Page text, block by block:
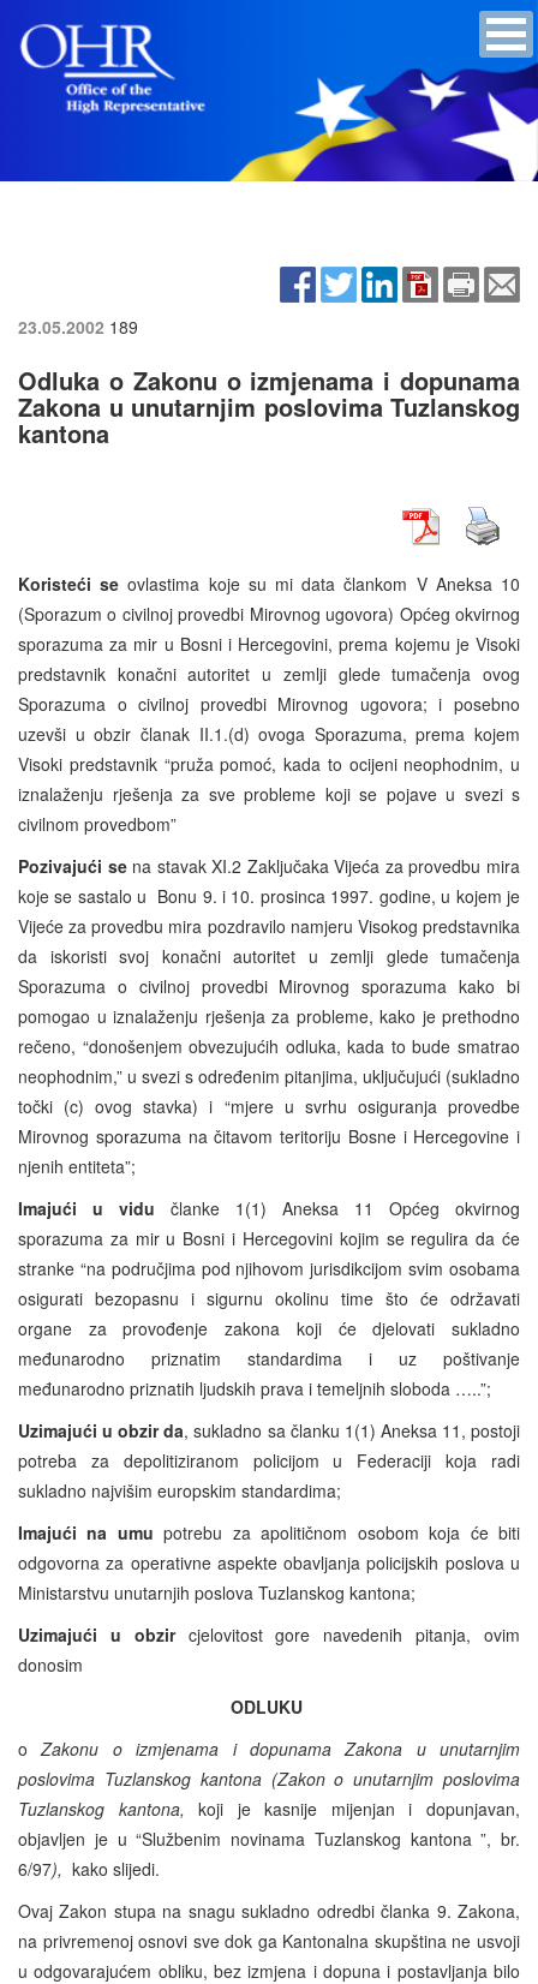
23.05.2002 189
Odluka o Zakonu o izmjenama i dopunama
Zakona u unutarnjim poslovima Tuzlanskog
kantona
Koristeći se ovlastima koje su mi data člankom V Aneksa 10
(Sporazum o civilnoj provedbi Mirovnog ugovora) Općeg okvirnog
sporazuma za mir u Bosni i Hercegovini, prema kojemu je Visoki
predstavnik konačni autoritet u zemlji glede tumačenja ovog
Sporazuma o civilnoj provedbi Mirovnog ugovora; i posebno
uzevši u obzir članak II.1.(d) ovoga Sporazuma, prema kojem
Visoki predstavnik “pruža pomoć, kada to ocijeni neophodnim, u
iznalaženju rješenja za sve probleme koji se pojave u svezi s
civilnom provedbom”
Pozivajući sena stavak XI.2 Zaključaka Vijeća za provedbu mira
koje se sastalo u Bonu 9. i 10. prosinca 1997. godine, u kojem je
Vijeće za provedbu mira pozdravilo namjeru Visokog predstavnika
da iskoristi svoj konačni autoritet u zemlji glede tumačenja
Sporazuma o civilnoj provedbi Mirovnog sporazuma kako bi
pomogao u iznalaženju rješenja za probleme, kako je prethodno
rečeno, “donošenjem obvezujućih odluka, kada to bude smatrao
neophodnim,” u svezi s određenim pitanjima, uključujući (sukladno
točki (c) ovog stavka) i “mjere u svrhu osiguranja provedbe
Mirovnog sporazuma na čitavom teritoriju Bosne i Hercegovine i
njenih entiteta”;
Imajući u vidu članke 1(1) Aneksa 11 Općeg okvirnog
sporazuma za mir u Bosni i Hercegovini kojim se regulira da će
stranke “na područjima pod njihovom jurisdikcijom svim osobama
osigurati bezopasnu i sigurnu okolinu time što će održavati
organe za provođenje zakona koji će djelovati sukladno
međunarodno priznatim standardima i uz poštivanje
međunarodno priznatih ljudskih prava i temeljnih sloboda …..”;
Uzimajući u obzir da, sukladno sa članku 1(1) Aneksa 11, postoji
potreba za depolitiziranom policijom u Federaciji koja radi
sukladno najvišim europskim standardima;
Imajući na umu potrebu za apolitičnom osobom koja će biti
odgovorna za operativne aspekte obavljanja policijskih poslova u
Ministarstvu unutarnjih poslova Tuzlanskog kantona;
Uzimajući u obzircjelovitost gore navedenih pitanja, ovim
donosim
ODLUKU
oZakonu o izmjenama i dopunama Zakona u unutarnjim
poslovima Tuzlanskog kantona (Zakon o unutarnjim poslovima
Tuzlanskog kantona,koji je kasnije mijenjan i dopunjavan,
objavljen je u “Službenim novinama Tuzlanskog kantona ”, br.
6/97), kako slijedi.
Ovaj Zakon stupa na snagu sukladno odredbi članka 9. Zakona,
na privremenoj osnovi sve dok ga Kantonalna skupština ne usvoji
u odgovarajućem obliku, bez izmjena i dopuna i postavljanja bilo